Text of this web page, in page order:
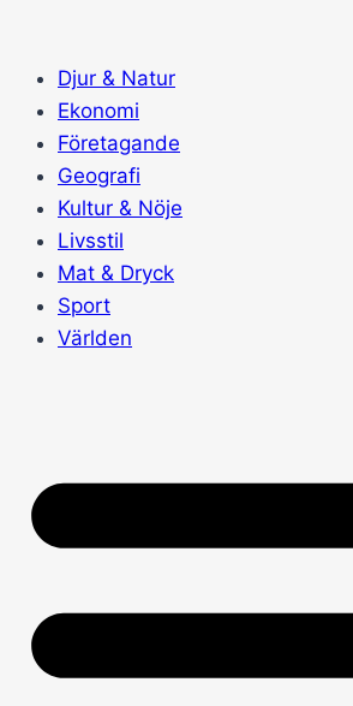
contentDjur & Natur
Ekonomi
Företagande
Geografi
Kultur & Nöje
Livsstil
Mat & Dryck
Sport
Världen